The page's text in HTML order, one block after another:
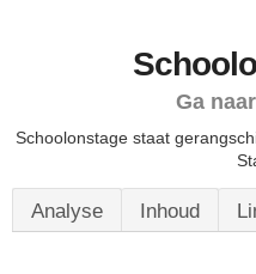
Ga
Schoolonstage staat
Analyse Inhoud